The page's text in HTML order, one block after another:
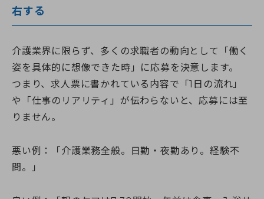
右する
介護業界に限らず、多くの求職者の動向として「働く
姿を具体的に想像できた時」に応募を決意します。
つまり、求人票に書かれている内容で「1日の流れ」
や「仕事のリアリティ」が伝わらないと、応募には至
りません。
悪い例：「介護業務全般。日勤・夜勤あり。経験不
問。」